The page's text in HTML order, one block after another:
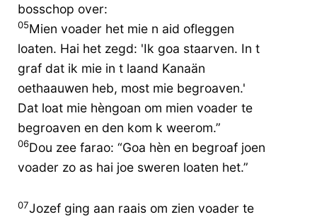
bosschop over:
05Mien voader het mie n aid ofleggen
loaten. Hai het zegd: 'Ik goa staarven. In t
graf dat ik mie in t laand Kanaän
oethaauwen heb, most mie begroaven.'
Dat loat mie hèngoan om mien voader te
begroaven en den kom k weerom.”
06Dou zee farao: “Goa hèn en begroaf joen
voader zo as hai joe sweren loaten het.”
07Jozef ging aan raais om zien voader te